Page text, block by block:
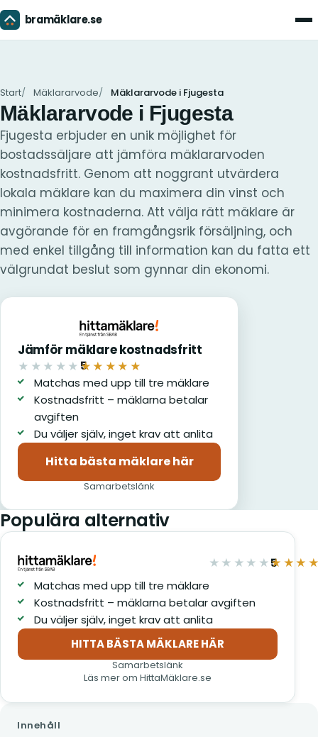
bramäklare.se
Start Mäklararvode Mäklararvode i Fjugesta
Mäklararvode i Fjugesta
Fjugesta erbjuder en unik möjlighet för
bostadssäljare att jämföra mäklararvoden
kostnadsfritt. Genom att noggrant utvärdera
lokala mäklare kan du maximera din vinst och
minimera kostnaderna. Att välja rätt mäklare är
avgörande för en framgångsrik försäljning, och
med enkel tillgång till information kan du fatta ett
välgrundat beslut som gynnar din ekonomi.
Jämför mäklare kostnadsfritt
★★★★★ ★★★★★
5
av 5
Matchas med upp till tre mäklare
Kostnadsfritt – mäklarna betalar
avgiften
Du väljer själv, inget krav att anlita
Hitta bästa mäklare här
(öppnas i nytt fönster)
Samarbetslänk
Populära alternativ
★★★★★5
av 5
Matchas med upp till tre mäklare
Kostnadsfritt – mäklarna betalar avgiften
Du väljer själv, inget krav att anlita
HITTA BÄSTA MÄKLARE HÄR
(öppnas i nytt fönster)
Samarbetslänk
Läs mer om HittaMäklare.se
Innehåll